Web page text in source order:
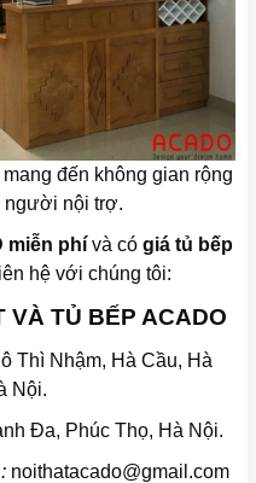
đến không gian rộng
người nội trợ.
miễn phí và có giá tủ bếp
hệ với chúng tôi:
VÀ TỦ BẾP ACADO
Thì Nhậm, Hà Cầu, Hà
Nội.
Đa, Phúc Thọ, Hà Nội.
: noithatacado@gmail.com